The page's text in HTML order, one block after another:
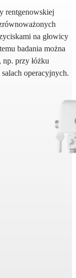
rentgenowskiej
na głowicy
badania można
przy łóżku
operacyjnych.